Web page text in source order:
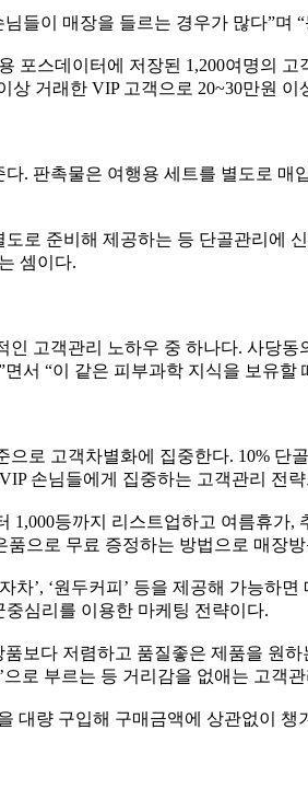
들이 매장을 들르는 경우가 많다”
포스데이터에 저장된 1,200여명의
거래한 VIP 고객으로 20~30만원
. 판촉물은 여행용 세트를 별도로
로 준비해 제공하는 등 단골관리에
셈이다.
고객관리 노하우 중 하나다. 사당
서 “이 같은 피부과학 지식을 보유
로 고객차별화에 집중한다. 10%
손님들에게 집중하는 고객관리 전
등까지 리스트업하고 여름휴가
품으로 무료 증정하는 방법으로 매장
’, ‘원두커피’ 등을 제공해 가능하
심리를 이용한 마케팅 전략이다.
보다 저렴하고 품질좋은 제품을 원
로 부르는 등 거리감을 없애는 고객
대량 구입해 구매금액에 상관없이